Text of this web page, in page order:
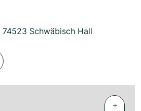
Schwäbisch Hall
+